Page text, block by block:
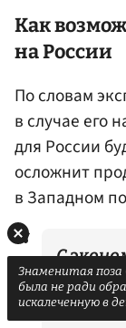
Как
на России
По словам
в случае его
для России
осложнит
в Западном
С
данный
Знаменитая поза
была не ради
искалеченную в